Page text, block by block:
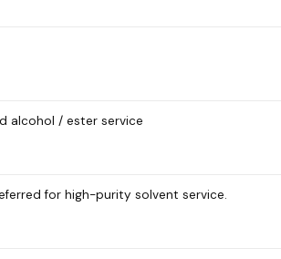
alcohol / ester service
for high-purity solvent service.